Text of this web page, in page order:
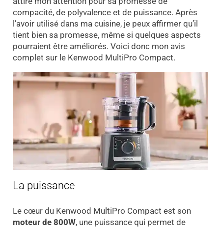
compacité, de polyvalence et de puissance. Après
l’avoir utilisé dans ma cuisine, je peux affirmer qu’il
tient bien sa promesse, même si quelques aspects
pourraient être améliorés. Voici donc mon avis
complet sur le Kenwood MultiPro Compact.
La puissance
Le cœur du Kenwood MultiPro Compact est son
moteur de 800W, une puissance qui permet de